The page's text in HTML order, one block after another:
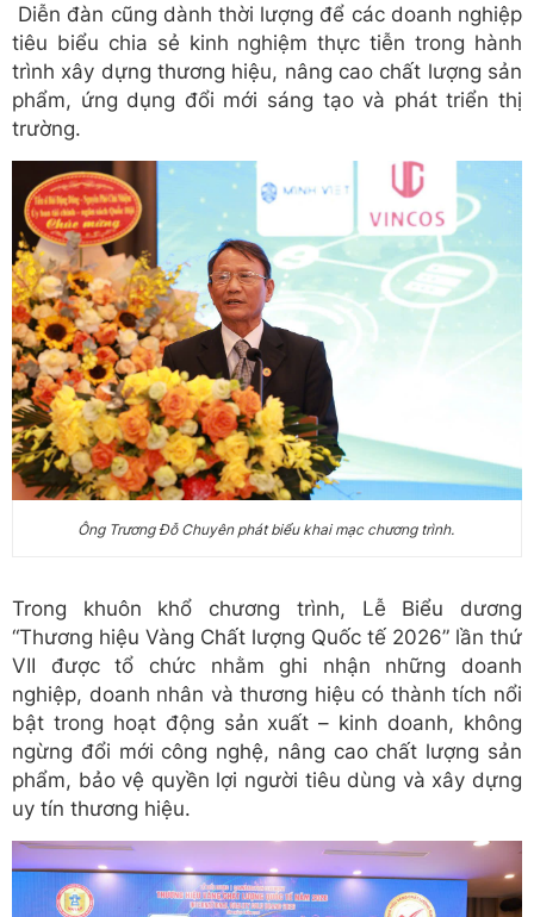
Diễn đàn cũng dành thời lượng để các doanh nghiệp
tiêu biểu chia sẻ kinh nghiệm thực tiễn trong hành
trình xây dựng thương hiệu, nâng cao chất lượng sản
phẩm, ứng dụng đổi mới sáng tạo và phát triển thị
trường.
Ông Trương Đỗ Chuyên phát biểu khai mạc chương trình.
Trong khuôn khổ chương trình, Lễ Biểu dương
“Thương hiệu Vàng Chất lượng Quốc tế 2026” lần thứ
VII được tổ chức nhằm ghi nhận những doanh
nghiệp, doanh nhân và thương hiệu có thành tích nổi
bật trong hoạt động sản xuất – kinh doanh, không
ngừng đổi mới công nghệ, nâng cao chất lượng sản
phẩm, bảo vệ quyền lợi người tiêu dùng và xây dựng
uy tín thương hiệu.